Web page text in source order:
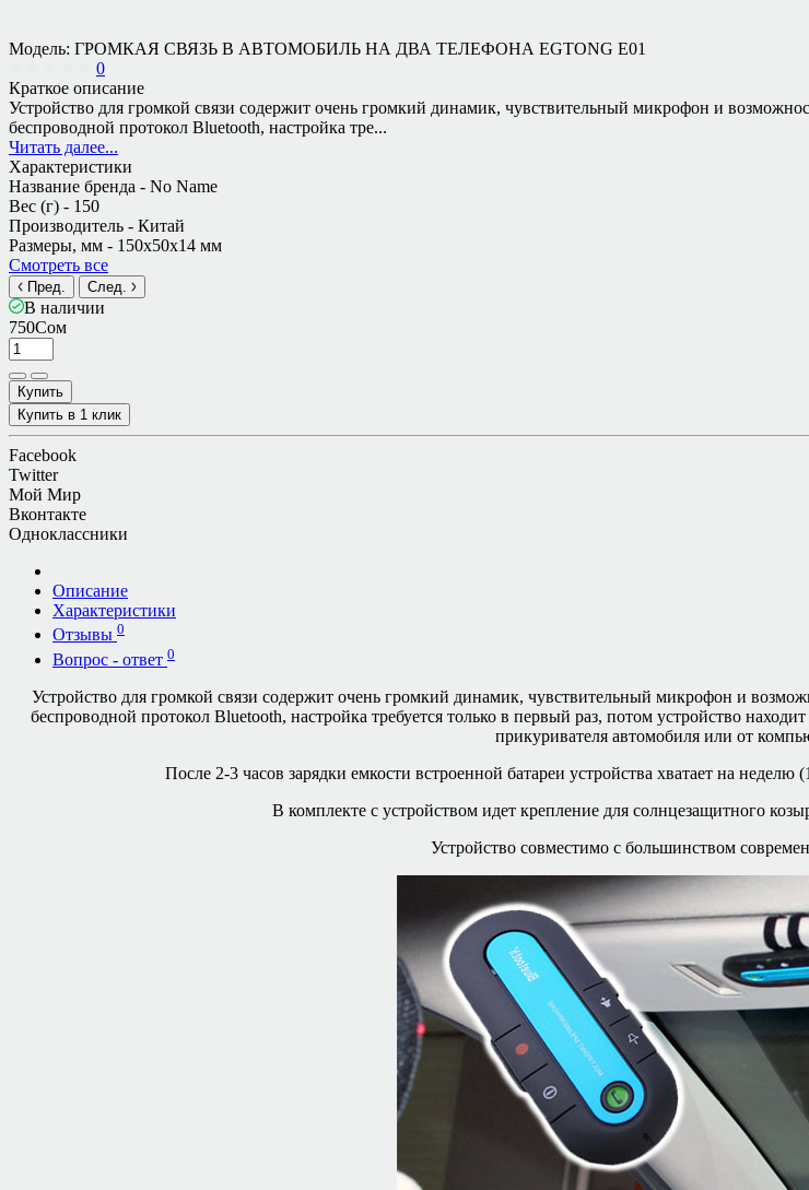
Модель: ГРОМКАЯ СВЯЗЬ В АВТОМОБИЛЬ НА ДВА ТЕЛЕФОНА EGTONG E01
0
Краткое описание
Устройство для громкой связи содержит очень громкий динамик, чувствительный микрофон и
беспроводной протокол Bluetooth, настройка тре...
Читать далее...
Характеристики
Название бренда - No Name
Вес (г) - 150
Производитель - Китай
Размеры, мм - 150х50х14 мм
Смотреть все
Пред. След.
В наличии
750Сом
Купить
Купить в 1 клик
Facebook
Twitter
Мой Мир
Вконтакте
Одноклассники
Описание
Характеристики
Отзывы 0
Вопрос - ответ 0
Устройство для громкой связи содержит очень громкий динамик, чувствительный микрофон и
беспроводной протокол Bluetooth, настройка требуется только в первый раз, потом устройство
прикуривателя автомобиля или от
После 2-3 часов зарядки емкости встроенной батареи устройства хватает на
В комплекте с устройством идет крепление для солнцезащитного
Устройство совместимо с большинством